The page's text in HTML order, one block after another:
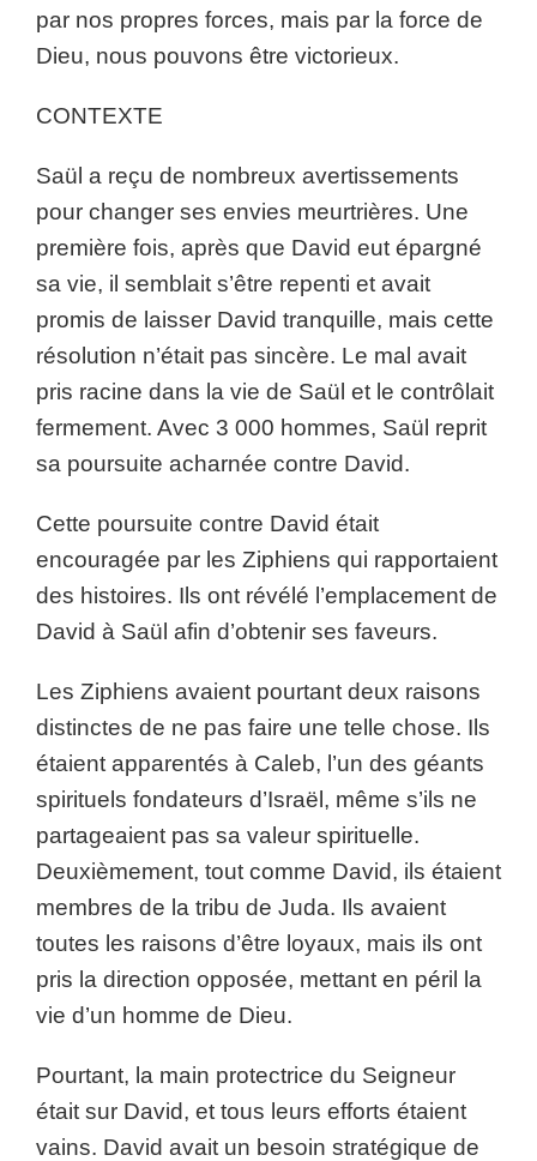
par nos propres forces, mais par la force de
Dieu, nous pouvons être victorieux.
CONTEXTE
Saül a reçu de nombreux avertissements
pour changer ses envies meurtrières. Une
première fois, après que David eut épargné
sa vie, il semblait s’être repenti et avait
promis de laisser David tranquille, mais cette
résolution n’était pas sincère. Le mal avait
pris racine dans la vie de Saül et le contrôlait
fermement. Avec 3 000 hommes, Saül reprit
sa poursuite acharnée contre David.
Cette poursuite contre David était
encouragée par les Ziphiens qui rapportaient
des histoires. Ils ont révélé l’emplacement de
David à Saül afin d’obtenir ses faveurs.
Les Ziphiens avaient pourtant deux raisons
distinctes de ne pas faire une telle chose. Ils
étaient apparentés à Caleb, l’un des géants
spirituels fondateurs d’Israël, même s’ils ne
partageaient pas sa valeur spirituelle.
Deuxièmement, tout comme David, ils étaient
membres de la tribu de Juda. Ils avaient
toutes les raisons d’être loyaux, mais ils ont
pris la direction opposée, mettant en péril la
vie d’un homme de Dieu.
Pourtant, la main protectrice du Seigneur
était sur David, et tous leurs efforts étaient
vains. David avait un besoin stratégique de